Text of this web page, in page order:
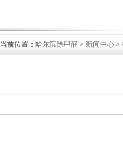
当前位置： 哈尔滨除甲醛> 新闻中心>